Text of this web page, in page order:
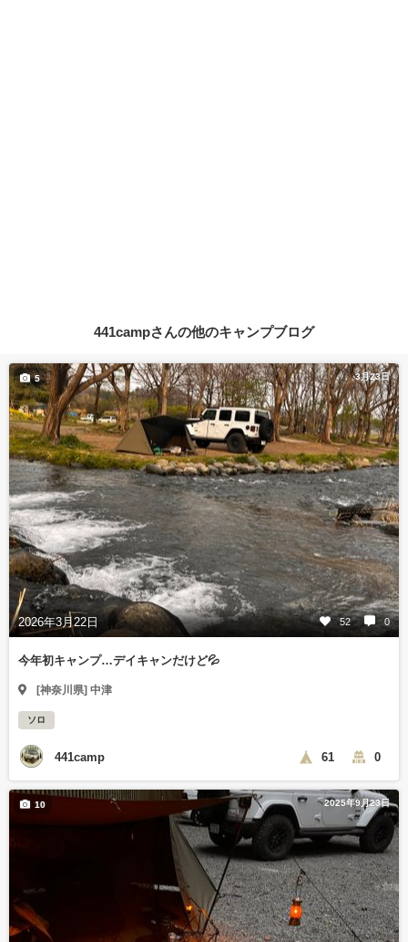
441campさんの他のキャンプブログ
3月23日
2026年3月22日 52 0
5
今年初キャンプ…デイキャンだけど💦
[神奈川県] 中津
ソロ
441camp 61 0
2025年9月23日
10